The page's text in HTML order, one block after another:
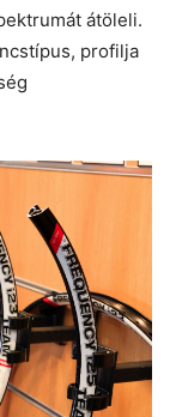
átöleli.
profilja